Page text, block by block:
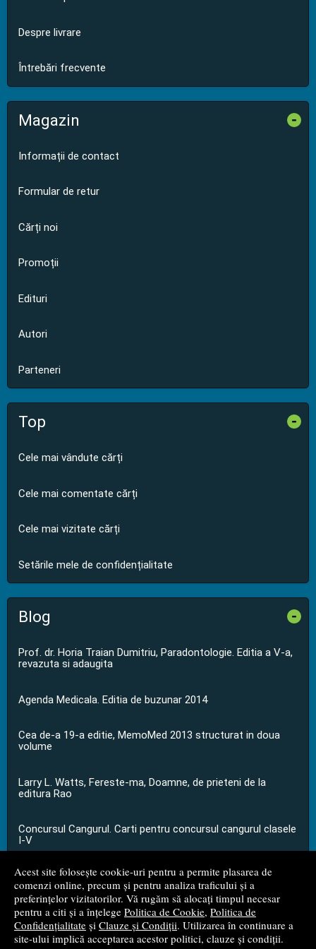
Acest site folosește cookie-uri pentru a permite plasarea de
comenzi online, precum și pentru analiza traficului și a
preferințelor vizitatorilor. Vă rugăm să alocați timpul necesar
pentru a citi și a înțelege Politica de Cookie, Politica de
Confidențialitate și Clauze și Condiții. Utilizarea în continuare a
site-ului implică acceptarea acestor politici, clauze și condiții.
Despre livrare
Întrebări frecvente
Magazin -
Informații de contact
Formular de retur
Cărți noi
Promoții
Edituri
Autori
Parteneri
Top -
Cele mai vândute cărți
Cele mai comentate cărți
Cele mai vizitate cărți
Setările mele de confidențialitate
Blog -
Prof. dr. Horia Traian Dumitriu, Paradontologie. Editia a V-a,
revazuta si adaugita
Agenda Medicala. Editia de buzunar 2014
Cea de-a 19-a editie, MemoMed 2013 structurat in doua
volume
Larry L. Watts, Fereste-ma, Doamne, de prieteni de la
editura Rao
Concursul Cangurul. Carti pentru concursul cangurul clasele
I-V
...toate știrile
© 2008 - 2026S.C. M.G. Net Distribution S.R.L.
Magazin onlinecreat deVital Soft